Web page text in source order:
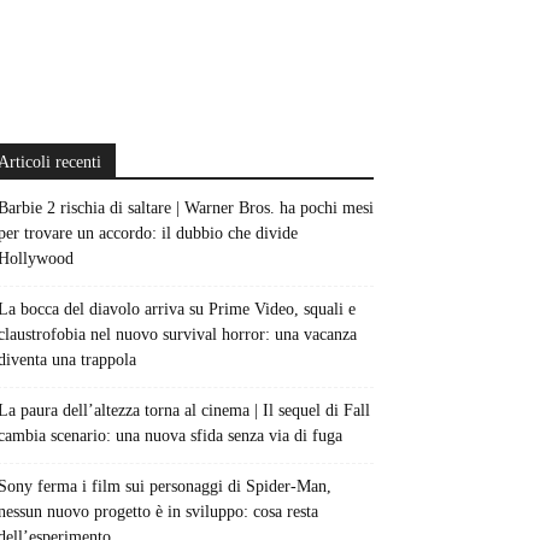
recenti
2 rischia di saltare | Warner Bros. ha pochi mesi
trovare un accordo: il dubbio che divide
bocca del diavolo arriva su Prime Video, squali e
nel nuovo survival horror: una vacanza
una trappola
paura dell’altezza torna al cinema | Il sequel di Fall
scenario: una nuova sfida senza via di fuga
ferma i film sui personaggi di Spider-Man,
nuovo progetto è in sviluppo: cosa resta